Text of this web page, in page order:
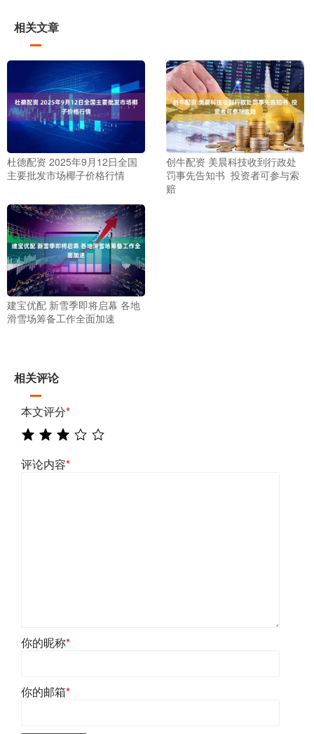
相关文章
杜德配资 2025年9月12日全国
主要批发市场椰子价格行情
创牛配资 美晨科技收到行政处
罚事先告知书 投资者可参与索
赔
建宝优配 新雪季即将启幕 各地
滑雪场筹备工作全面加速
相关评论
本文评分*
评论内容*
你的昵称*
你的邮箱*